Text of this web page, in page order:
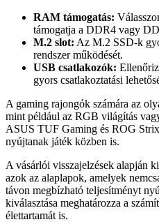
RAM támogatás:
támogatja a DDR4 vagy
M.2 slot: Az M.2 SSD-k
rendszer működését.
USB csatlakozók:
gyors csatlakoztatási
A gaming rajongók számára az
mint például az RGB világítás
ASUS TUF Gaming és ROG
nyújtanak játék közben is.
A vásárlói visszajelzések alapján
azok az alaplapok, amelyek
távon megbízható teljesítményt
kiválasztása meghatározza a
élettartamát is.